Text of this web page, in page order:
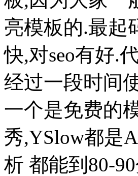
亮模板的.最起
快,对seo有好.
经过一段时间
一个是免费的
秀,YSlow都是
析 都能到80-